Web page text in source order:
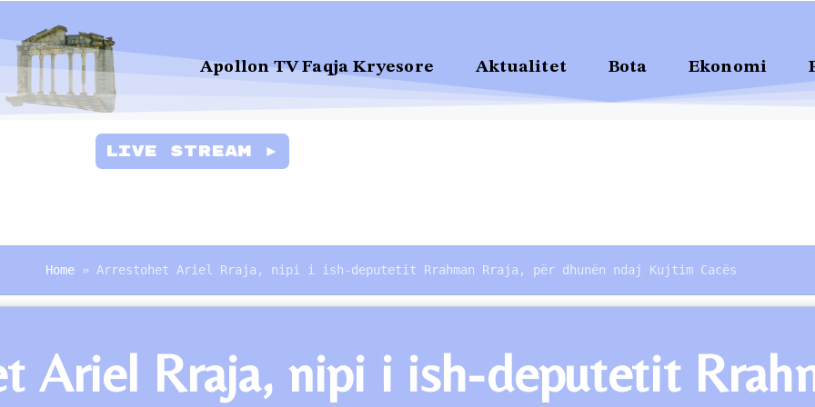
Apollon TV Faqja Kryesore Aktualitet Bota Ekonomi
Live Stream ►
Home » Arrestohet Ariel Rraja, nipi i ish-deputetit Rrahman Rraja, për dhunën ndaj Kujtim Cacës
Ariel Rraja, nipi i ish-deputetit